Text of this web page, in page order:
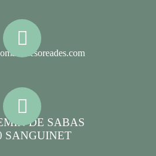
DE SABAS
SANGUINET